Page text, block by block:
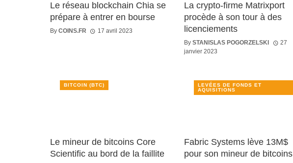
Le réseau blockchain Chia se
prépare à entrer en bourse
By COINS.FR 17 avril 2023
La crypto-firme Matrixport
procède à son tour à des
licenciements
BySTANISLAS POGORZELSKI
27
janvier 2023
Le mineur de bitcoins Core
Scientific au bord de la faillite
BITCOIN (BTC)
Fabric Systems lève 13M$
pour son mineur de bitcoins
LEVÉES DE FONDS ET
AQUISITIONS